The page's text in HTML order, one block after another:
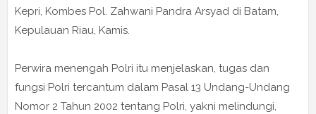
Kepri, Kombes Pol. Zahwani Pandra Arsyad di Batam,
Kepulauan Riau, Kamis.
Perwira menengah Polri itu menjelaskan, tugas dan
fungsi Polri tercantum dalam Pasal 13 Undang-Undang
Nomor 2 Tahun 2002 tentang Polri, yakni melindungi,